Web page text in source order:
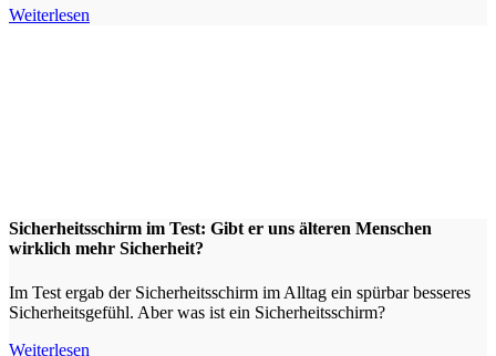
Weiterlesen
Sicherheitsschirm im Test: Gibt er uns älteren Menschen
wirklich mehr Sicherheit?
Im Test ergab der Sicherheitsschirm im Alltag ein spürbar besseres
Sicherheitsgefühl. Aber was ist ein Sicherheitsschirm?
Weiterlesen